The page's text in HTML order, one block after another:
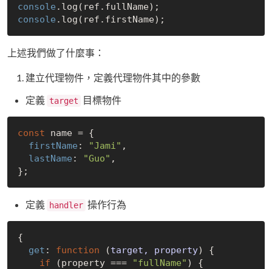
console
console
上述我們做了什麼事：
建立代理物件，定義代理物件其中的參數
定義 target 目標物件
const name = {
firstName : "Jami" ,
lastName : "Guo" ,
定義 handler 操作行為
{
get : function (target, property) {
if (property === "fullName" ) {